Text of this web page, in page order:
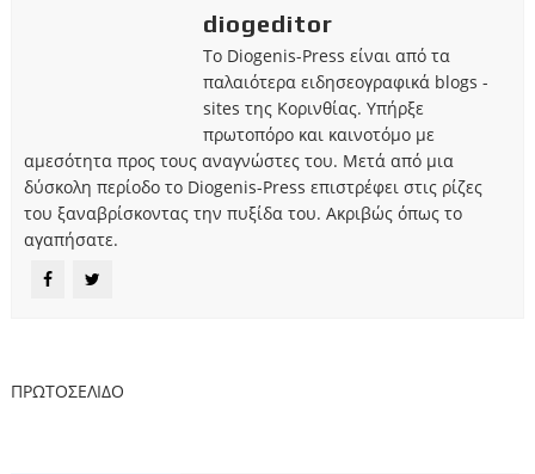
diogeditor
Το Diogenis-Press είναι από τα
παλαιότερα ειδησεογραφικά blogs -
sites της Κορινθίας. Υπήρξε
πρωτοπόρο και καινοτόμο με
αμεσότητα προς τους αναγνώστες του. Μετά από μια
δύσκολη περίοδο το Diogenis-Press επιστρέφει στις ρίζες
του ξαναβρίσκοντας την πυξίδα του. Ακριβώς όπως το
αγαπήσατε.
ΠΡΩΤΟΣΕΛΙΔΟ